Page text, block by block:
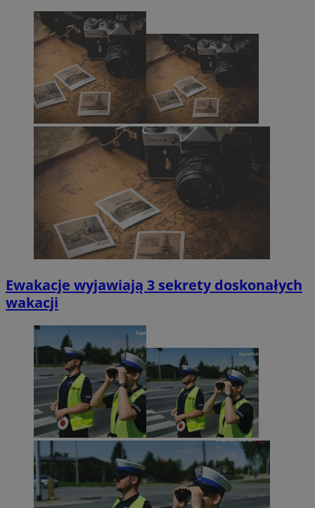
Ewakacje wyjawiają 3 sekrety doskonałych
wakacji